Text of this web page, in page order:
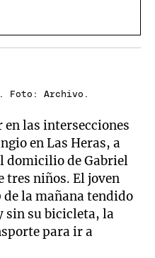
Foto: Archivo.
las intersecciones
en Las Heras, a
domicilio de Gabriel
tres niños. El joven
la mañana tendido
sin su bicicleta, la
para ir a